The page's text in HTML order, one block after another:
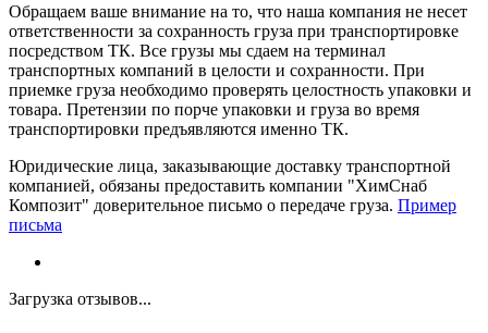
Обращаем ваше внимание на то, что наша компания не несет
ответственности за сохранность груза при транспортировке
посредством ТК. Все грузы мы сдаем на терминал
транспортных компаний в целости и сохранности. При
приемке груза необходимо проверять целостность упаковки и
товара. Претензии по порче упаковки и груза во время
транспортировки предъявляются именно ТК.
Юридические лица, заказывающие доставку транспортной
компанией, обязаны предоставить компании "ХимСнаб
Композит" доверительное письмо о передаче груза. Пример
письма
Загрузка отзывов...